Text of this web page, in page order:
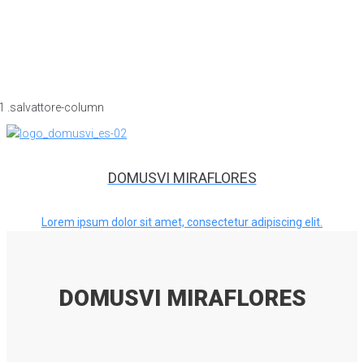
DOMUSVI MIRAFLORES
Lorem ipsum dolor sit amet, consectetur adipiscing elit.
DOMUSVI MIRAFLORES